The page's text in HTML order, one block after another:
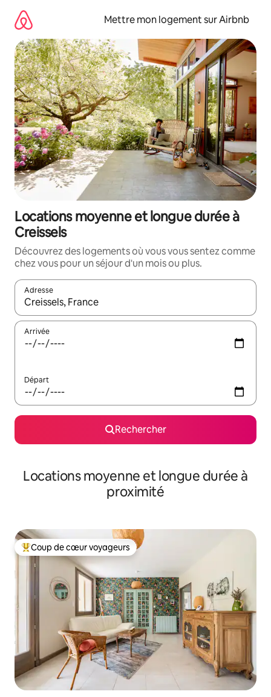
directement
contenu
Mettre mon logement sur Airbnb
Locations moyenne et longue durée à
Creissels
Découvrez des logements où vous vous sentez comme
chez vous pour un séjour d'un mois ou plus.
Adresse
Lorsque les résultats s'affichent, utilisez les flèches vers le
Arrivée
Départ
Rechercher
Locations moyenne et longue durée à
proximité
Coups de cœur voyageurs les plus appréciés
Coup de cœur voyageurs